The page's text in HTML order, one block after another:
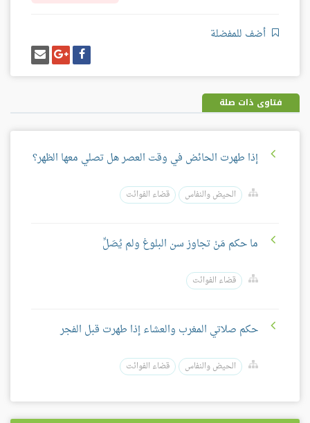
أضف للمفضلة
شارك
على
فيسبوك
شارك
على
غوغل
بلس
إرسل
إيميل
فتاوى ذات صلة
إذا طهرت الحائض في وقت العصر هل تصلي معها الظهر؟
الحيض والنفاس قضاء الفوائت
ما حكم مَنْ تجاوز سن البلوغ ولم يُصَلِّ
قضاء الفوائت
حكم صلاتي المغرب والعشاء إذا طهرت قبل الفجر
الحيض والنفاس قضاء الفوائت